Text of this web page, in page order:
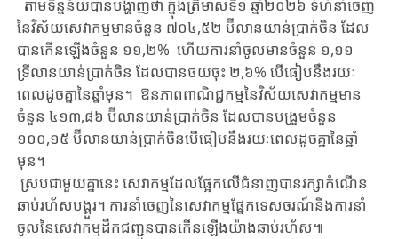
តាមទិន្នន័យបានបង្ហាញថា ក្នុងត្រីមាសទី១ ឆ្នាំ២០២៦ ទំហំនាំចេញ
នៃវិស័យសេវាកម្មមានចំនួន ៧០៤,៥២ ប៊ីលានយាន់ប្រាក់ចិន ដែល
បានកើនឡើងចំនួន ១១,២% ហើយការនាំចូលមានចំនួន ១,១១
ទ្រីលានយាន់ប្រាក់ចិន ដែលបានថយចុះ ២,៦% បើធៀបនឹងរយៈ
ពេលដូចគ្នានៃឆ្នាំមុន។ ឱនភាពពាណិជ្ជកម្មនៃវិស័យសេវាកម្មមាន
ចំនួន ៤១៣,៨៦ ប៊ីលានយាន់ប្រាក់ចិន ដែលបានបង្រួមចំនួន
១០០,១៥ ប៊ីលានយាន់ប្រាក់ចិនបើធៀបនឹងរយៈពេលដូចគ្នានៃឆ្នាំ
មុន។​
ស្របជាមួយគ្នានេះ សេវាកម្មដែលផ្អែកលើជំនាញបានរក្សាកំណើន
ឆាប់រហ័សបង្គួរ។ ការនាំចេញនៃសេវាកម្មផ្នែកទេសចរណ៍និងការនាំ
ចូលនៃសេវាកម្មដឹកជញ្ជូនបានកើនឡើងយ៉ាងឆាប់រហ័ស៕